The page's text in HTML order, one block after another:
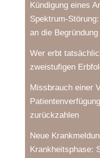
Kündigung eines
Spektrum-
an die
Wer erbt
zweistufigen
Missbrauch einer
zurückzahlen
Neue
Krankheitsphase: